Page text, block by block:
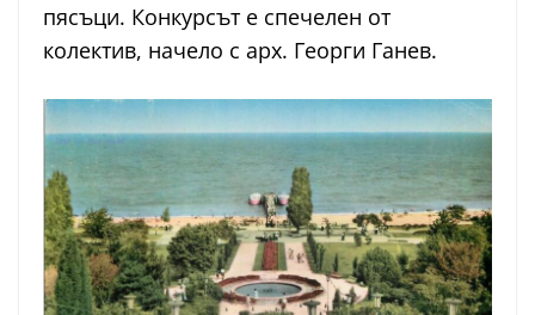
пясъци. Конкурсът е спечелен от
колектив, начело с арх. Георги Ганев.